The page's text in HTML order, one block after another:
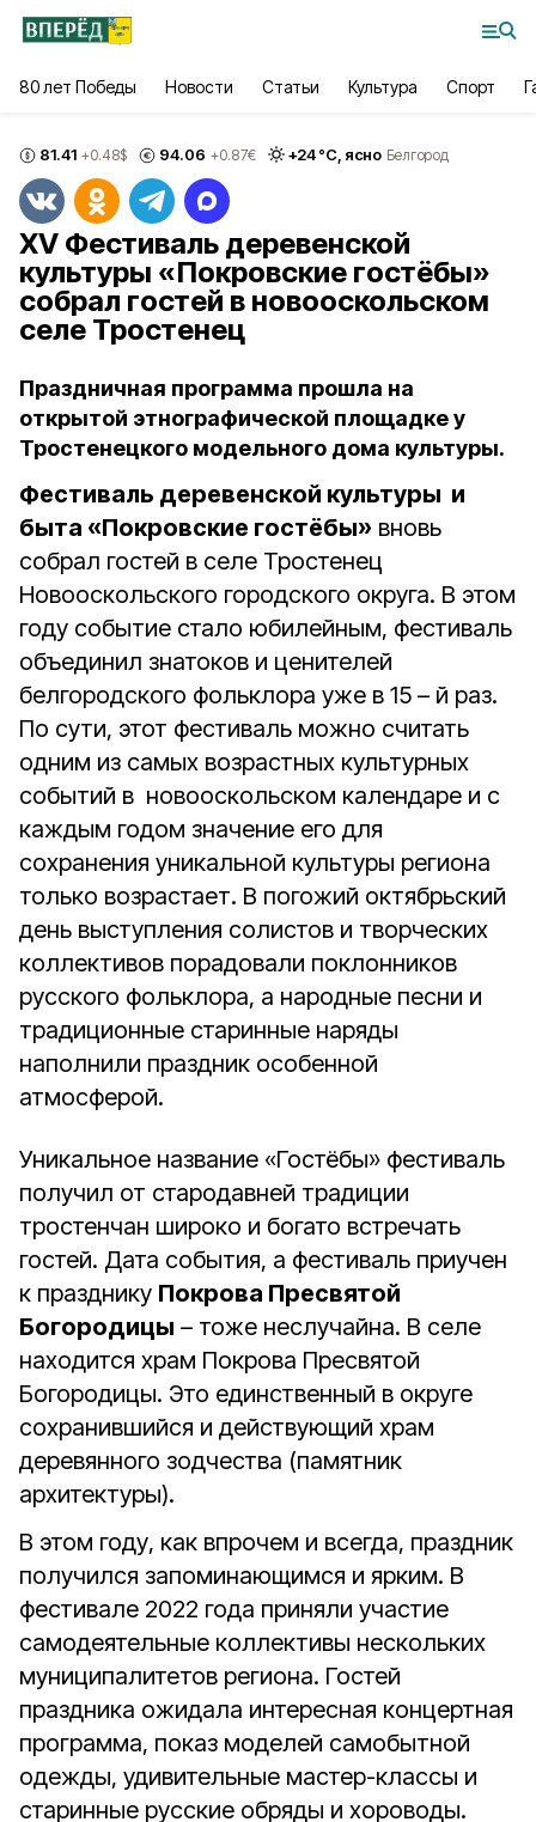
80 лет Победы Новости Статьи Культура Спорт
81.41 +0.48$ 94.06 +0.87€ +24°С, ясно Белгород
ХV Фестиваль деревенской
культуры «Покровские гостёбы»
собрал гостей в новооскольском
селе Тростенец
Праздничная программа прошла на
открытой этнографической площадке у
Тростенецкого модельного дома культуры.
Фестиваль деревенской культуры и
быта «Покровские гостёбы» вновь
собрал гостей в селе Тростенец
Новооскольского городского округа. В этом
году событие стало юбилейным, фестиваль
объединил знатоков и ценителей
белгородского фольклора уже в 15 – й раз.
По сути, этот фестиваль можно считать
одним из самых возрастных культурных
событий в новооскольском календаре и с
каждым годом значение его для
сохранения уникальной культуры региона
только возрастает. В погожий октябрьский
день выступления солистов и творческих
коллективов порадовали поклонников
русского фольклора, а народные песни и
традиционные старинные наряды
наполнили праздник особенной
атмосферой.
Уникальное название «Гостёбы» фестиваль
получил от стародавней традиции
тростенчан широко и богато встречать
гостей. Дата события, а фестиваль приучен
к празднику Покрова Пресвятой
Богородицы – тоже неслучайна. В селе
находится храм Покрова Пресвятой
Богородицы. Это единственный в округе
сохранившийся и действующий храм
деревянного зодчества (памятник
архитектуры).
В этом году, как впрочем и всегда, праздник
получился запоминающимся и ярким. В
фестивале 2022 года приняли участие
самодеятельные коллективы нескольких
муниципалитетов региона. Гостей
праздника ожидала интересная концертная
программа, показ моделей самобытной
одежды, удивительные мастер-классы и
старинные русские обряды и хороводы.